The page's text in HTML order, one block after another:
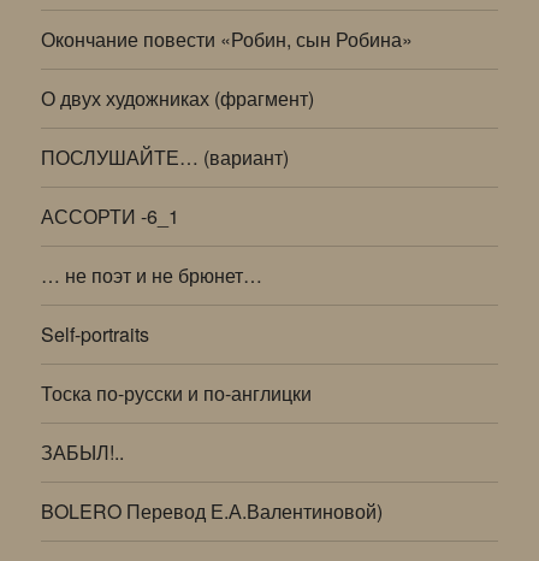
Окончание повести «Робин, сын Робина»
О двух художниках (фрагмент)
ПОСЛУШАЙТЕ… (вариант)
АССОРТИ -6_1
… не поэт и не брюнет…
Self-portraits
Тоска по-русски и по-англицки
ЗАБЫЛ!..
BOLERO Перевод Е.А.Валентиновой)